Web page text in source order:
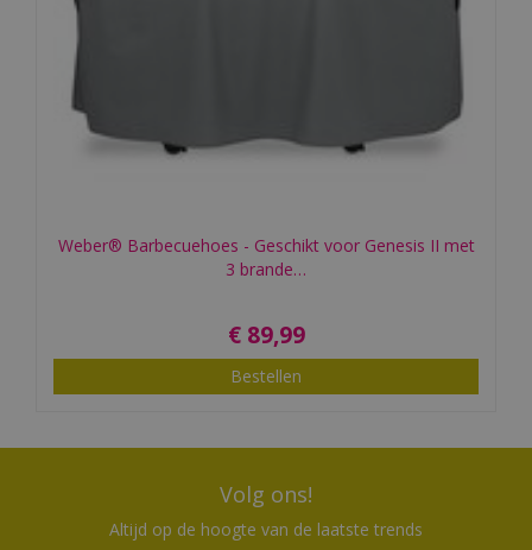
Weber® Barbecuehoes - Geschikt voor Genesis II met
3 brande…
€ 89,99
Bestellen
Volg ons!
Altijd op de hoogte van de laatste trends